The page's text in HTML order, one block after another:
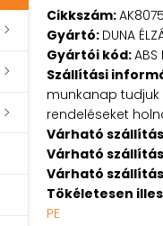
Cikkszám:
Gyártó: DUNA
Gyártói kód:ABS
Szállítási
munkanap tudjuk
rendeléseket
Várható
Várható
Várható
Tökéletesen
PE